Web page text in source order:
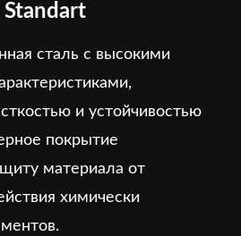
Standart
сталь с высокими
и устойчивостью
покрытие
материала от
химически